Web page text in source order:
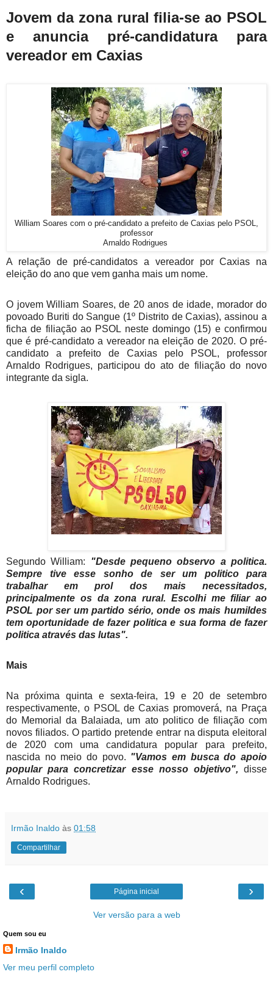
Jovem da zona rural filia-se ao PSOL
e anuncia pré-candidatura para
vereador em Caxias
William Soares com o pré-candidato a prefeito de Caxias pelo PSOL,
professor
Arnaldo Rodrigues
A relação de pré-candidatos a vereador por Caxias na
eleição do ano que vem ganha mais um nome.
O jovem William Soares, de 20 anos de idade, morador do
povoado Buriti do Sangue (1º Distrito de Caxias), assinou a
ficha de filiação ao PSOL neste domingo (15) e confirmou
que é pré-candidato a vereador na eleição de 2020. O pré-
candidato a prefeito de Caxias pelo PSOL, professor
Arnaldo Rodrigues, participou do ato de filiação do novo
integrante da sigla.
Segundo William: "Desde pequeno observo a politica.
Sempre tive esse sonho de ser um politico para
trabalhar em prol dos mais necessitados,
principalmente os da zona rural. Escolhi me filiar ao
PSOL por ser um partido sério, onde os mais humildes
tem oportunidade de fazer politica e sua forma de fazer
politica através das lutas".
Mais
Na próxima quinta e sexta-feira, 19 e 20 de setembro
respectivamente, o PSOL de Caxias promoverá, na Praça
do Memorial da Balaiada, um ato politico de filiação com
novos filiados. O partido pretende entrar na disputa eleitoral
de 2020 com uma candidatura popular para prefeito,
nascida no meio do povo. "Vamos em busca do apoio
popular para concretizar esse nosso objetivo", disse
Arnaldo Rodrigues.
Irmão Inaldo às 01:58
Compartilhar
‹ ›
Página inicial
Ver versão para a web
Quem sou eu
Irmão Inaldo
Ver meu perfil completo